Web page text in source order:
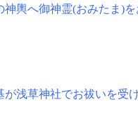
輿へ御神霊(おみたま)を
草神社でお祓いを受け